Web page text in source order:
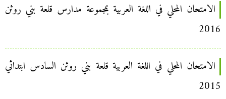
الامتحان المحلي في اللغة العربية بمجموعة مدارس قلعة بني روثن
2016
الامتحان المحلي في اللغة العربية قلعة بني روثن السادس ابتدائي
2015